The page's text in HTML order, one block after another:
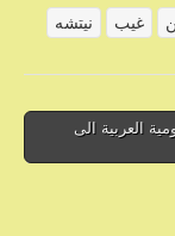
غيب نيتشه
العربية الى